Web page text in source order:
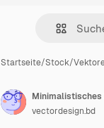
Startseite/Stock/
vectordesign.bd